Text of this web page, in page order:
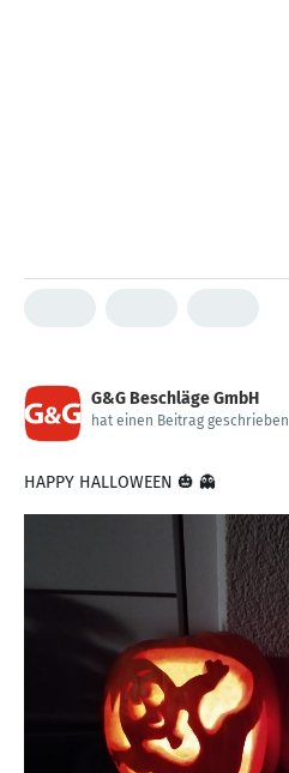
G&G Beschläge GmbH
hat einen Beitrag geschrieben
HAPPY HALLOWEEN 🎃 👻